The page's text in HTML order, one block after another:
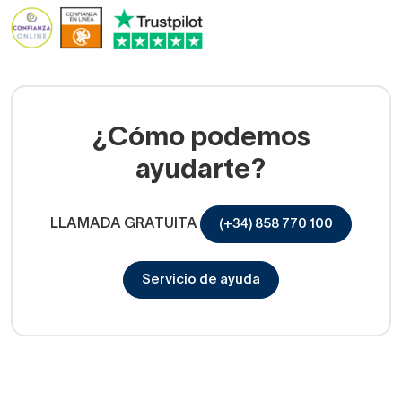
¿Cómo podemos
ayudarte?
LLAMADA GRATUITA (+34) 858 770 100
Servicio de ayuda